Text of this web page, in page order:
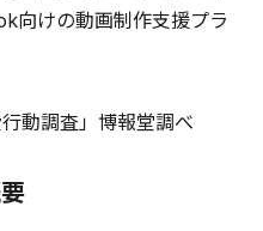
向けの動画制作支援プラ
動調査」博報堂調べ